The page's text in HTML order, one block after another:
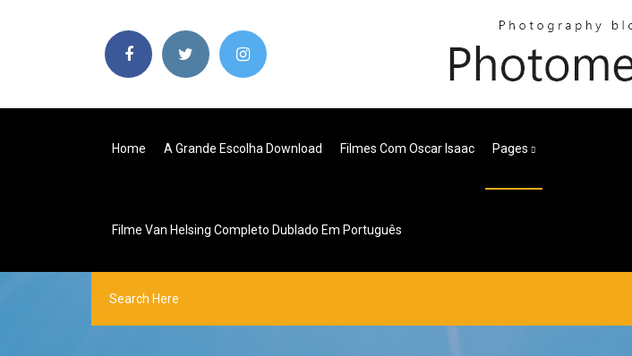
Home A Grande Escolha Download Filmes Com Oscar Isaac Pages
Filme Van Helsing Completo Dublado Em Português